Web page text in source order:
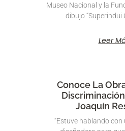
Museo Nacional y la
dibujo “Superindui
Leer
Conoce La
Joaquín
“Estuve hablando